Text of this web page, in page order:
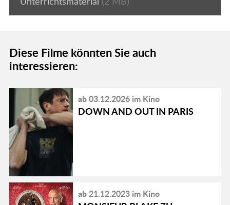
Diese Filme könnten Sie auch
interessieren:
ab 03.12.2026 im Kino
DOWN AND OUT IN PARIS
ab 21.12.2023 im Kino